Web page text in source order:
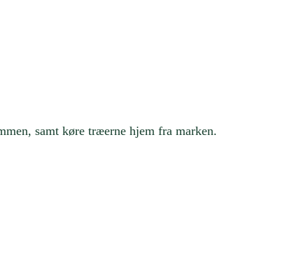
samt køre træerne hjem fra marken.